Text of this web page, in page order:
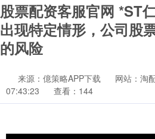
股票配资客服官网 *ST
出现特定情形，公司股
的风险
来源：億策略APP下载 网站：淘
07:43:23
查看：144